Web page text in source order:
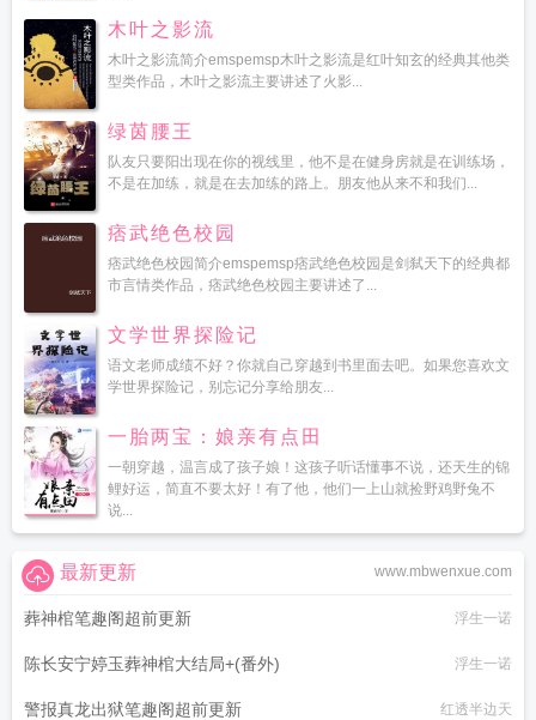
木叶之影流
木叶之影流简介emspemsp木叶之影流是红叶知玄的经典其他类
型类作品，木叶之影流主要讲述了火影...
绿茵腰王
队友只要阳出现在你的视线里，他不是在健身房就是在训练场，
不是在加练，就是在去加练的路上。朋友他从来不和我们...
痞武绝色校园
痞武绝色校园简介emspemsp痞武绝色校园是剑弑天下的经典都
市言情类作品，痞武绝色校园主要讲述了...
文学世界探险记
语文老师成绩不好？你就自己穿越到书里面去吧。如果您喜欢文
学世界探险记，别忘记分享给朋友...
一胎两宝：娘亲有点田
一朝穿越，温言成了孩子娘！这孩子听话懂事不说，还天生的锦
鲤好运，简直不要太好！有了他，他们一上山就捡野鸡野兔不
说...
www.mbwenxue.com
最新更新
葬神棺笔趣阁超前更新 浮生一诺
陈长安宁婷玉葬神棺大结局+(番外) 浮生一诺
警报真龙出狱笔趣阁超前更新 红透半边天